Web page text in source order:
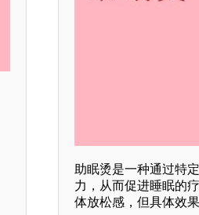
助眠烫是一种通过特
力，从而促进睡眠的
体放松感，但具体效果